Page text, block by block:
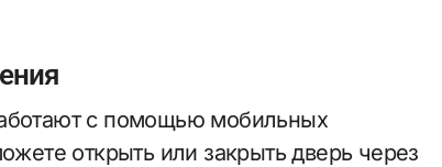
с помощью мобильных
открыть или закрыть дверь через